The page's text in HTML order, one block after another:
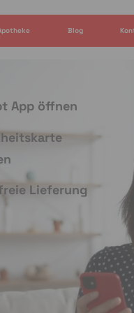
Blog
App öffnen
Lieferung